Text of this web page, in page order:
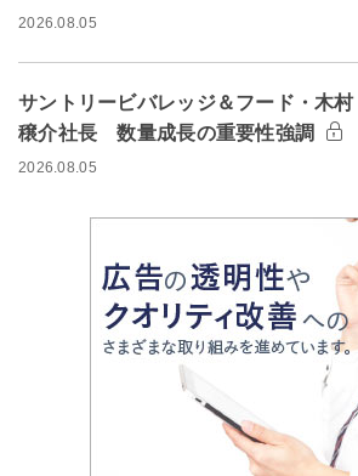
2026.08.05
サントリービバレッジ＆フード・木村
穣介社長 数量成長の重要性強調
2026.08.05